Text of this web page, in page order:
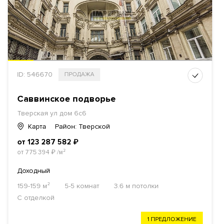
ID: 546670 ПРОДАЖА
Саввинское подворье
Тверская ул дом 6с6
Карта
Район: Тверской
от 123 287 582 ₽
от 775 394 ₽/м²
Доходный
159-159 м²
5-5 комнат
3.6 м потолки
С отделкой
1 ПРЕДЛОЖЕНИЕ